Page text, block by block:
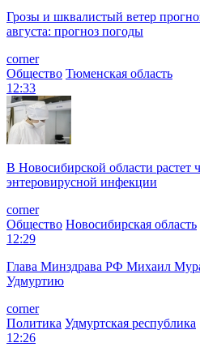
Грозы и шквалистый ветер
августа: прогноз погоды
corner
Общество Тюменская область
12:33
В Новосибирской области растет
энтеровирусной инфекции
corner
Общество Новосибирская область
12:29
Глава Минздрава РФ Михаил
Удмуртию
corner
Политика Удмуртская республика
12:26